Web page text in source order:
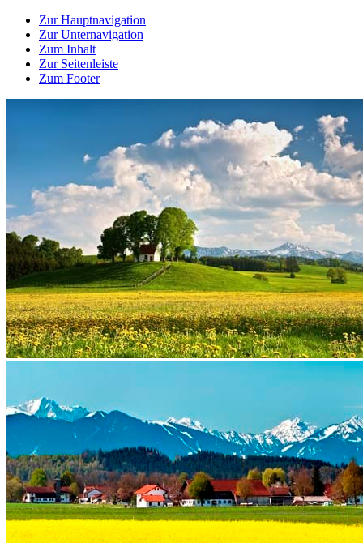
Zur Hauptnavigation
Zur Unternavigation
Zum Inhalt
Zur Seitenleiste
Zum Footer